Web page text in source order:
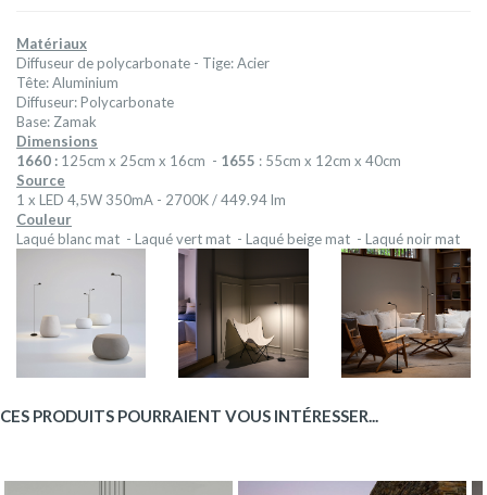
Matériaux
Diffuseur de polycarbonate - Tige: Acier
Tête: Aluminium
Diffuseur: Polycarbonate
Base: Zamak
Dimensions
1660 : 125cm x 25cm x 16cm - 1655 : 55cm x 12cm x 40cm
Source
1 x LED 4,5W 350mA - 2700K / 449.94 lm
Couleur
Laqué blanc mat - Laqué vert mat - Laqué beige mat - Laqué noir mat
CES PRODUITS POURRAIENT VOUS INTÉRESSER...